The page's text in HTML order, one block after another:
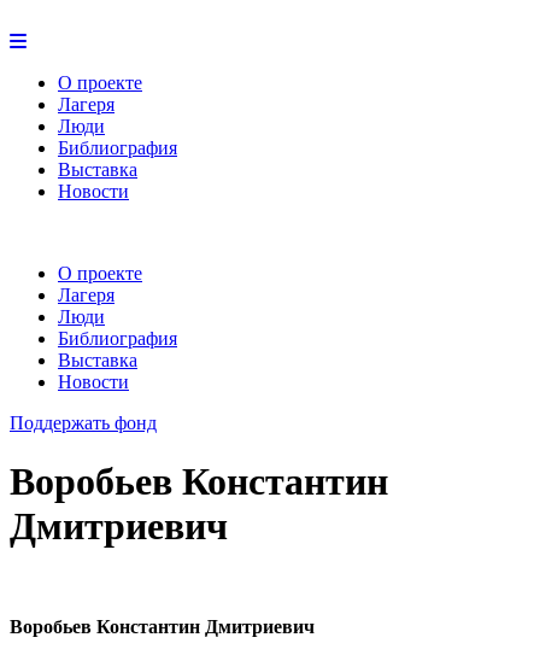
О проекте
Лагеря
Люди
Библиография
Выставка
Новости
О проекте
Лагеря
Люди
Библиография
Выставка
Новости
Поддержать фонд
Воробьев Константин
Дмитриевич
Воробьев Константин Дмитриевич